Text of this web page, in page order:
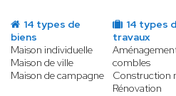
14 types de
biens
Maison individuelle
Maison de ville
Maison de campagne
14 types
travaux
combles
Construction
Rénovation